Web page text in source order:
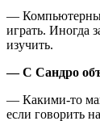
—
играть. Иногда
изучить.
— С Сандро
— Какими-то
если говорить